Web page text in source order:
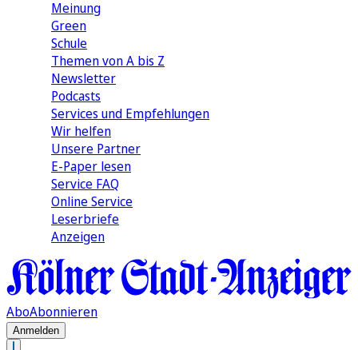
Meinung
Green
Schule
Themen von A bis Z
Newsletter
Podcasts
Services und Empfehlungen
Wir helfen
Unsere Partner
E-Paper lesen
Service FAQ
Online Service
Leserbriefe
Anzeigen
AboAbonnieren
Anmelden